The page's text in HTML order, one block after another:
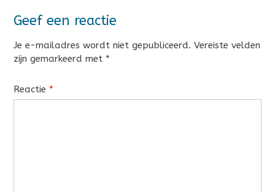
Geef een reactie
Je e-mailadres wordt niet gepubliceerd. Vereiste velden
zijn gemarkeerd met *
Reactie *